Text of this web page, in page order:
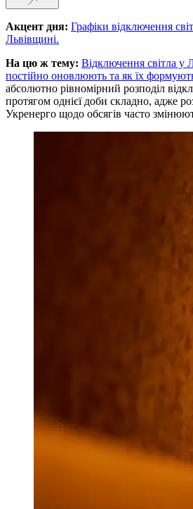
Акцент дня: Графіки відключення
Львівщині.
На цю ж тему: Відключення світла у
постійно оновлюють та як їх
абсолютно рівномірний розподіл
протягом однієї доби складно, адже
Укренерго щодо обсягів часто